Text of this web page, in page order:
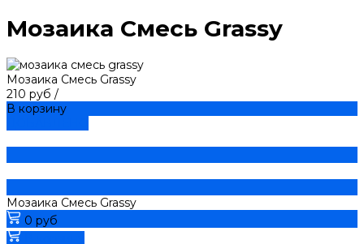
Мозаика Смесь Grassy
Мозаика Смесь Grassy
210 руб /
В корзину
Мозаика Смесь Grassy
0 руб